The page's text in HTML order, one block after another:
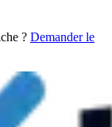
? Demander le